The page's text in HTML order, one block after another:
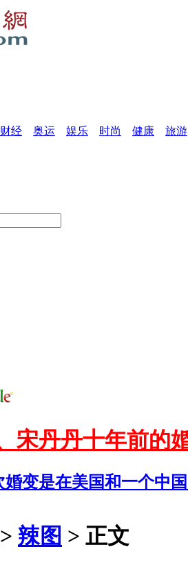
财经 奥运 娱乐 时尚 健康 旅游
宋丹丹十年前的
变是在美国和一个中
> 辣图 > 正文